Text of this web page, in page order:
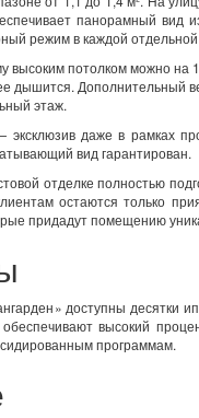
панорамный вид
режим в каждой
высоким потолком можно
дышится.
этаж.
даже в рамках
вид гарантирован.
отделке полностью
остаются только
придадут помещению
доступны десятки
высокий
программам.